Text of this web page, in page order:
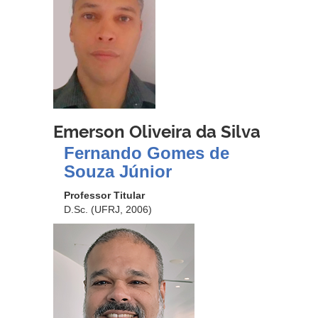
Emerson Oliveira da Silva
Fernando Gomes de
Souza Júnior
Professor Titular
D.Sc. (UFRJ, 2006)